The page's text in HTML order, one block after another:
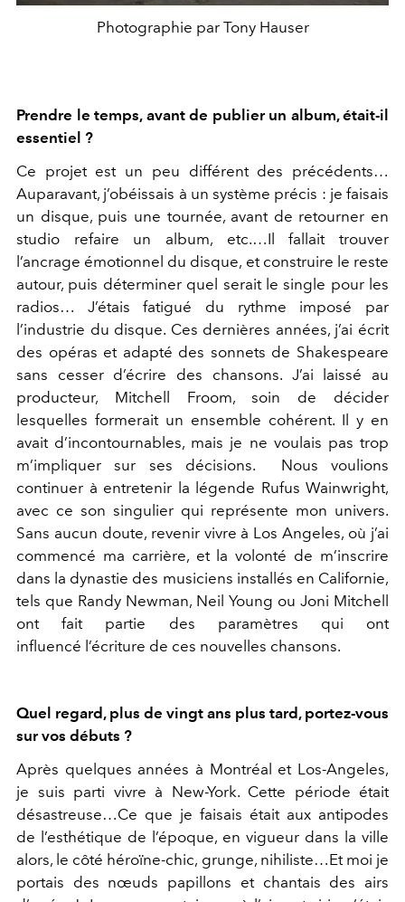
Photographie par Tony Hauser
Prendre le temps, avant de publier un album, était-il
essentiel ?
Ce projet est un peu différent des précédents…
Auparavant, j’obéissais à un système précis : je faisais
un disque, puis une tournée, avant de retourner en
studio refaire un album, etc.…Il fallait trouver
l’ancrage émotionnel du disque, et construire le reste
autour, puis déterminer quel serait le single pour les
radios… J’étais fatigué du rythme imposé par
l’industrie du disque. Ces dernières années, j’ai écrit
des opéras et adapté des sonnets de Shakespeare
sans cesser d’écrire des chansons. J’ai laissé au
producteur, Mitchell Froom, soin de décider
lesquelles formerait un ensemble cohérent. Il y en
avait d’incontournables, mais je ne voulais pas trop
m’impliquer sur ses décisions. Nous voulions
continuer à entretenir la légende Rufus Wainwright,
avec ce son singulier qui représente mon univers.
Sans aucun doute, revenir vivre à Los Angeles, où j’ai
commencé ma carrière, et la volonté de m’inscrire
dans la dynastie des musiciens installés en Californie,
tels que Randy Newman, Neil Young ou Joni Mitchell
ont fait partie des paramètres qui ont
influencé l’écriture de ces nouvelles chansons.
Quel regard, plus de vingt ans plus tard, portez-vous
sur vos débuts ?
Après quelques années à Montréal et Los-Angeles,
je suis parti vivre à New-York. Cette période était
désastreuse…Ce que je faisais était aux antipodes
de l’esthétique de l’époque, en vigueur dans la ville
alors, le côté héroïne-chic, grunge, nihiliste…Et moi je
portais des nœuds papillons et chantais des airs